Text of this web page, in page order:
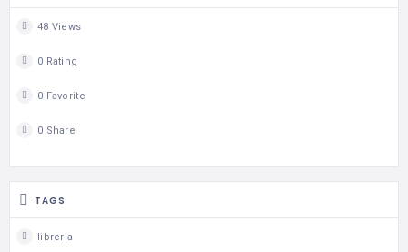
48 Views
0 Rating
0 Favorite
0 Share
TAGS
libreria